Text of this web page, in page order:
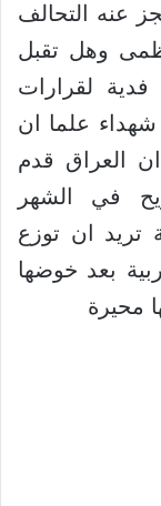
عنه التحالف
وهل تقبل
فدية لقرارات
شهداء علما ان
ان العراق قدم
وجريح في الشهر
تريد ان توزع
بعد خوضها
محيرة